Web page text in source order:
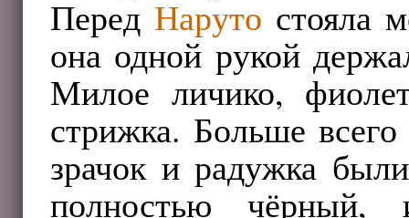
Перед Наруто стояла
она одной рукой
Милое личико,
стрижка. Больше
зрачок и радужка
полностью